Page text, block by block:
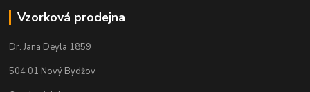
Vzorková prodejna
Dr. Jana Deyla 1859
504 01 Nový Bydžov